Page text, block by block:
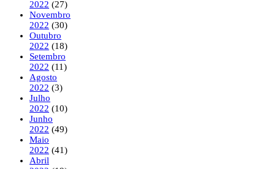
2022 (27)
Novembro
2022 (30)
Outubro
2022 (18)
Setembro
2022 (11)
Agosto
2022 (3)
Julho
2022 (10)
Junho
2022 (49)
Maio
2022 (41)
Abril